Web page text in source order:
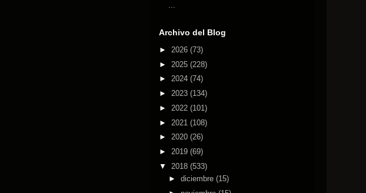
...
Archivo del Blog
► 2026 (73)
► 2025 (228)
► 2024 (74)
► 2023 (134)
► 2022 (101)
► 2021 (108)
► 2020 (26)
► 2019 (69)
▼ 2018 (533)
► diciembre (15)